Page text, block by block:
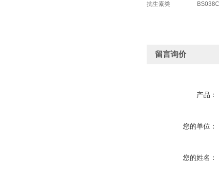
抗生素类
BS038C
留言询价
产品：
您的单位：
您的姓名：